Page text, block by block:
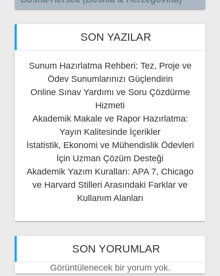
SON YAZILAR
Sunum Hazırlatma Rehberi: Tez, Proje ve
Ödev Sunumlarınızı Güçlendirin
Online Sınav Yardımı ve Soru Çözdürme
Hizmeti
Akademik Makale ve Rapor Hazırlatma:
Yayın Kalitesinde İçerikler
İstatistik, Ekonomi ve Mühendislik Ödevleri
İçin Uzman Çözüm Desteği
Akademik Yazım Kuralları: APA 7, Chicago
ve Harvard Stilleri Arasındaki Farklar ve
Kullanım Alanları
SON YORUMLAR
Görüntülenecek bir yorum yok.